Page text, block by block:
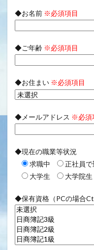
◆お名前 ※必須項目
◆ご年齢 ※必須項目
◆お住まい ※必須項目
◆メールアドレス ※必須
◆現在の職業等状況
求職中
正社員で
大学生
大学院生
◆保有資格（PCの場合